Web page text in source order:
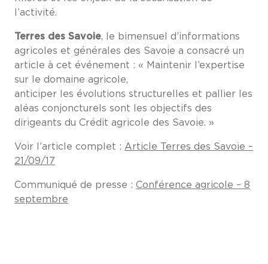
l’activité.
Terres des Savoie, le bimensuel d’informations
agricoles et générales des Savoie a consacré un
article à cet événement : « Maintenir l’expertise
sur le domaine agricole,
anticiper les évolutions structurelles et pallier les
aléas conjoncturels sont les objectifs des
dirigeants du Crédit agricole des Savoie. »
Voir l’article complet : Article Terres des Savoie –
21/09/17
Communiqué de presse : Conférence agricole – 8
septembre